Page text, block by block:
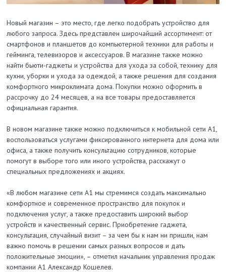
Новый магазин – это место, где легко подобрать устройство для
любого запроса. Здесь представлен широчайший ассортимент: от
смартфонов и планшетов до компьютерной техники для работы и
гейминга, телевизоров и аксессуаров. В магазине также можно
найти бьюти-гаджеты и устройства для ухода за собой, технику для
кухни, уборки и ухода за одеждой, а также решения для создания
комфортного микроклимата дома. Покупки можно оформить в
рассрочку до 24 месяцев, а на все товары предоставляется
официальная гарантия.
В новом магазине также можно подключиться к мобильной сети А1,
воспользоваться услугами фиксированного интернета для дома или
офиса, а также получить консультацию сотрудников, которые
помогут в выборе того или иного устройства, расскажут о
специальных предложениях и акциях.
«В любом магазине сети А1 мы стремимся создать максимально
комфортное и современное пространство для покупок и
подключения услуг, а также предоставить широкий выбор
устройств и качественный сервис. Приобретение гаджета,
консультация, случайный визит – за чем бы к нам ни пришли, нам
важно помочь в решении самых разных вопросов и дать
положительные эмоции», – отметил начальник управления продаж
компании А1 Александр Кошелев.